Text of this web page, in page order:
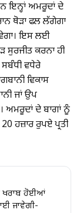
ਇਨ੍ਹਾਂ ਅਮਰੂਦਾਂ ਦੇ
ਥੋੜਾ ਫਲ ਲੱਗੇਗਾ
ਇਸ ਲਈ
ਸੁਰਜੀਤ ਕਰਨਾ ਹੀ
ਵਧੇਰੇ
ਵਿਕਾਸ
ਜਾਂ ਉਪ
ਅਮਰੂਦਾਂ ਦੇ ਬਾਗਾਂ ਨੂੰ
ਹਜ਼ਾਰ ਰੁਪਏ ਪ੍ਰਤੀ
ਖਰਾਬ ਹੋਈਆਂ
ਜਾਵੇਗੀ-